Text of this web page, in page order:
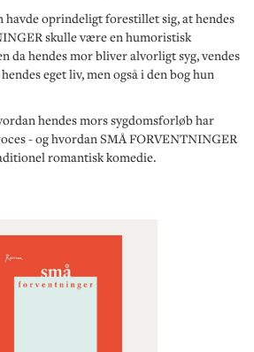
oprindeligt forestillet sig, at hendes
skulle være en humoristisk
da hendes mor bliver alvorligt syg, vendes
eget liv, men også i den bog hun
hendes mors sygdomsforløb har
- og hvordan SMÅ FORVENTNINGER
romantisk komedie.